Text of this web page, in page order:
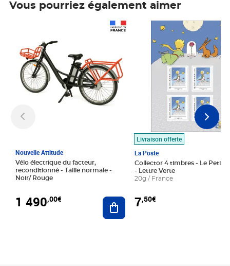
Vous pourriez également aimer
Nouvelle Attitude
Vélo électrique du facteur,
reconditionné - Taille normale -
Noir/ Rouge
1 490,00€ Ajouter au panier
Livraison offerte
La Poste
Collector 4 timbres - Le Petit
- Lettre Verte
20g / France
7,50€
Prix 7,50€